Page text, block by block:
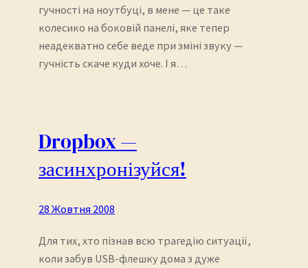
гучності на ноутбуці, в мене — це таке
колесико на боковій панелі, яке тепер
неадекватно себе веде при зміні звуку —
гучність скаче куди хоче. І я…
Dropbox —
засинхронізуйся!
28 Жовтня 2008
Для тих, хто пізнав всю трагедію ситуації,
коли забув USB-флешку дома з дуже